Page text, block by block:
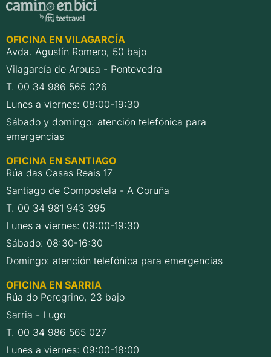
OFICINA EN VILAGARCÍA
Avda. Agustín Romero, 50 bajo
Vilagarcía de Arousa - Pontevedra
T. 00 34 986 565 026
Lunes a viernes: 08:00-19:30
Sábado y domingo: atención telefónica para
emergencias
OFICINA EN SANTIAGO
Rúa das Casas Reais 17
Santiago de Compostela - A Coruña
T. 00 34 981 943 395
Lunes a viernes: 09:00-19:30
Sábado: 08:30-16:30
Domingo: atención telefónica para emergencias
OFICINA EN SARRIA
Rúa do Peregrino, 23 bajo
Sarria - Lugo
T. 00 34 986 565 027
Lunes a viernes: 09:00-18:00